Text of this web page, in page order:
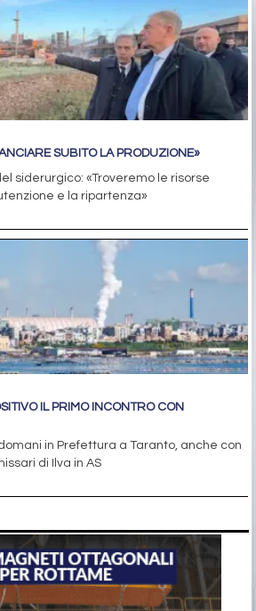
SUBITO LA PRODUZIONE»
siderurgico: «Troveremo le risorse
e la ripartenza»
IL PRIMO INCONTRO CON
in Prefettura a Taranto, anche con
di Ilva in AS